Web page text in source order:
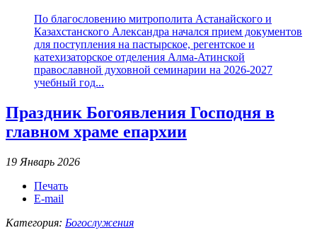
По благословению митрополита Астанайского и
Казахстанского Александра начался прием документов
для поступления на пастырское, регентское и
катехизаторское отделения Алма-Атинской
православной духовной семинарии на 2026-2027
учебный год...
Праздник Богоявления Господня в
главном храме епархии
19 Январь 2026
Печать
E-mail
Категория: Богослужения